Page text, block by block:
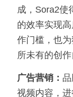
成，Sora2使
的效率实现
作门槛，也
所未有的创作
广告营销：
视频内容，